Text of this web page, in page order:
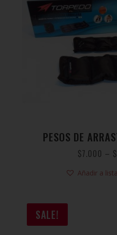
PESOS DE
$7.000 – $
Añadir a
SALE!